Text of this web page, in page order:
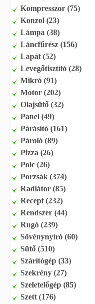
Kompresszor (75)
Konzol (23)
Lámpa (38)
Láncfűrész (156)
Lapát (52)
Levegőtisztító (28)
Mikró (91)
Motor (202)
Olajsütő (32)
Panel (49)
Párásító (161)
Pároló (89)
Pizza (26)
Polc (26)
Porzsák (374)
Radiátor (85)
Recept (232)
Rendszer (44)
Rugó (239)
Sövénynyíró (60)
Sütő (510)
Szárítógép (33)
Szekrény (27)
Szeletelőgép (85)
Szett (176)